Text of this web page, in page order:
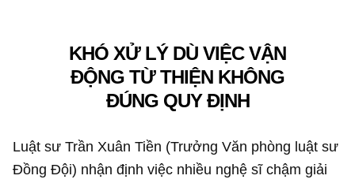
KHÓ XỬ LÝ DÙ VIỆC VẬN
ĐỘNG TỪ THIỆN KHÔNG
ĐÚNG QUY ĐỊNH
Luật sư Trần Xuân Tiền (Trưởng Văn phòng luật sư
Đồng Đội) nhận định việc nhiều nghệ sĩ chậm giải